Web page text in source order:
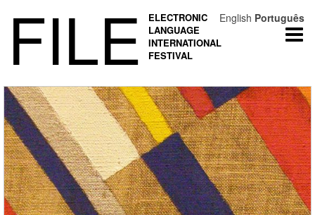
FILE
ELECTRONIC
LANGUAGE
INTERNATIONAL
FESTIVAL
English Português